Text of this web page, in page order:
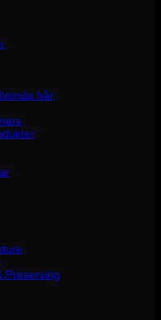
hår
Preserving